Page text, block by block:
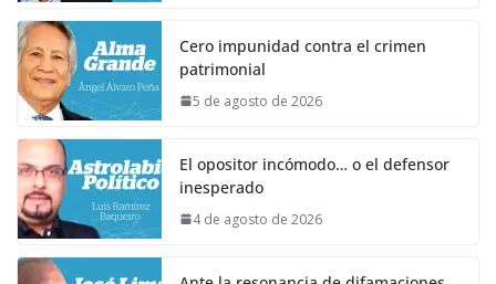
Cero impunidad contra el crimen
patrimonial
5 de agosto de 2026
El opositor incómodo… o el defensor
inesperado
4 de agosto de 2026